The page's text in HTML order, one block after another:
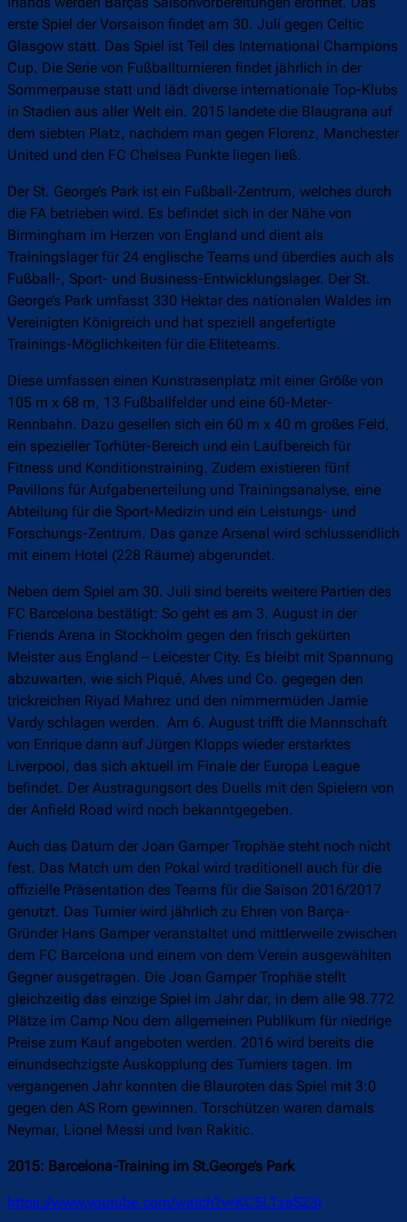
erste Spiel der Vorsaison findet am 30. Juli gegen Celtic
Glasgow statt. Das Spiel ist Teil des International Champions
Cup. Die Serie von Fußballturnieren findet jährlich in der
Sommerpause statt und lädt diverse internationale Top-Klubs
in Stadien aus aller Welt ein. 2015 landete die Blaugrana auf
dem siebten Platz, nachdem man gegen Florenz, Manchester
United und den FC Chelsea Punkte liegen ließ.
Der St. George’s Park ist ein Fußball-Zentrum, welches durch
die FA betrieben wird. Es befindet sich in der Nähe von
Birmingham im Herzen von England und dient als
Trainingslager für 24 englische Teams und überdies auch als
Fußball-, Sport- und Business-Entwicklungslager. Der St.
George’s Park umfasst 330 Hektar des nationalen Waldes im
Vereinigten Königreich und hat speziell angefertigte
Trainings-Möglichkeiten für die Eliteteams.
Diese umfassen einen Kunstrasenplatz mit einer Größe von
105 m x 68 m, 13 Fußballfelder und eine 60-Meter-
Rennbahn. Dazu gesellen sich ein 60 m x 40 m großes Feld,
ein spezieller Torhüter-Bereich und ein Laufbereich für
Fitness und Konditionstraining. Zudem existieren fünf
Pavillons für Aufgabenerteilung und Trainingsanalyse, eine
Abteilung für die Sport-Medizin und ein Leistungs- und
Forschungs-Zentrum. Das ganze Arsenal wird schlussendlich
mit einem Hotel (228 Räume) abgerundet.
Neben dem Spiel am 30. Juli sind bereits weitere Partien des
FC Barcelona bestätigt: So geht es am 3. August in der
Friends Arena in Stockholm gegen den frisch gekürten
Meister aus England – Leicester City. Es bleibt mit Spannung
abzuwarten, wie sich Piqué, Alves und Co. gegegen den
trickreichen Riyad Mahrez und den nimmermüden Jamie
Vardy schlagen werden. Am 6. August trifft die Mannschaft
von Enrique dann auf Jürgen Klopps wieder erstarktes
Liverpool, das sich aktuell im Finale der Europa League
befindet. Der Austragungsort des Duells mit den Spielern von
der Anfield Road wird noch bekanntgegeben.
Auch das Datum der Joan Gamper Trophäe steht noch nicht
fest. Das Match um den Pokal wird traditionell auch für die
offizielle Präsentation des Teams für die Saison 2016/2017
genutzt. Das Turnier wird jährlich zu Ehren von Barça-
Gründer Hans Gamper veranstaltet und mittlerweile zwischen
dem FC Barcelona und einem von dem Verein ausgewählten
Gegner ausgetragen. Die Joan Gamper Trophäe stellt
gleichzeitig das einzige Spiel im Jahr dar, in dem alle 98.772
Plätze im Camp Nou dem allgemeinen Publikum für niedrige
Preise zum Kauf angeboten werden. 2016 wird bereits die
einundsechzigste Auskopplung des Turniers tagen. Im
vergangenen Jahr konnten die Blauroten das Spiel mit 3:0
gegen den AS Rom gewinnen. Torschützen waren damals
Neymar, Lionel Messi und Ivan Rakitic.
2015: Barcelona-Training im St.George’s Park
https://www.youtube.com/watch?v=KC5LTzaSZ3I